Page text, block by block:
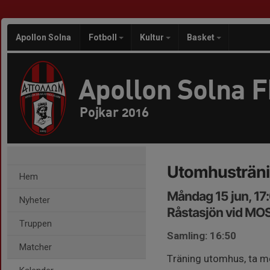
Apollon Solna Fotboll Kultur Basket
Apollon Solna
Pojkar 2016
Hem
Nyheter
Truppen
Matcher
Måndag 15 jun,
Råstasjön vid
Samling: 16:50
Träning utomhus, ta